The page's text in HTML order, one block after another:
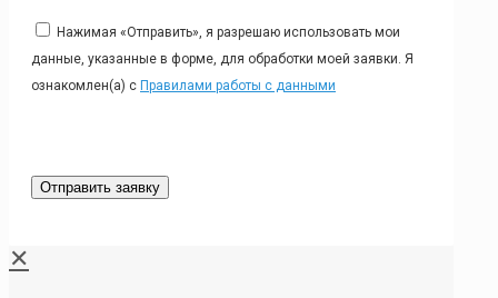
Нажимая «Отправить», я разрешаю использовать мои
данные, указанные в форме, для обработки моей заявки. Я
ознакомлен(а) с Правилами работы с данными
✕